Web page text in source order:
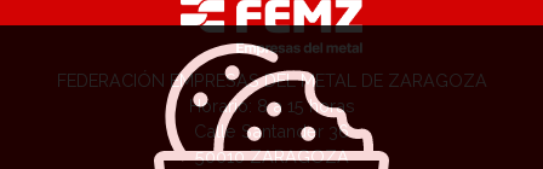
FEDERACIÓN EMPRESAS DEL METAL DE ZARAGOZA
Horario: 8 a 15 horas
Calle Santander 36
50010 ZARAGOZA